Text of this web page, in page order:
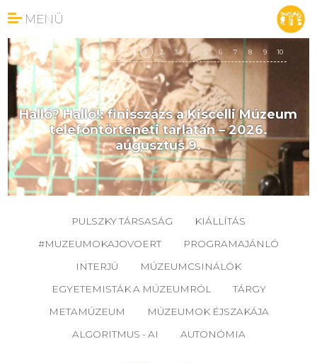
MENÜ
1 2 3 4 5 6 7 8 9 10
Halló? Halló!: finisszázs a Kiscelli Múzeum
telefontörténeti tárlatán – 2026.
augusztus 9.
PULSZKY TÁRSASÁG
KIÁLLÍTÁS
#MUZEUMOKAJOVOERT
PROGRAMAJÁNLÓ
INTERJÚ
MÚZEUMCSINÁLÓK
EGYETEMISTÁK A MÚZEUMRÓL
TÁRGY
METAMÚZEUM
MÚZEUMOK ÉJSZAKÁJA
ALGORITMUS - AI
AUTONÓMIA